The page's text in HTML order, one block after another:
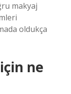
makyaj
oldukça
ne